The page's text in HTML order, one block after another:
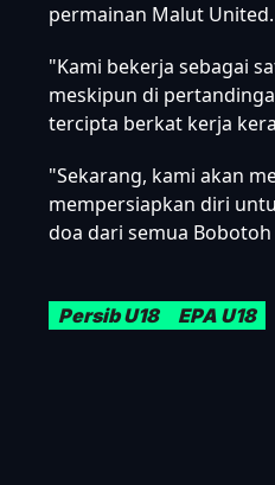
permainan Malut United.
"Kami bekerja sebagai
meskipun di
tercipta berkat kerja
"Sekarang, kami akan
mempersiapkan diri
doa dari semua
Persib U18 EPA U18